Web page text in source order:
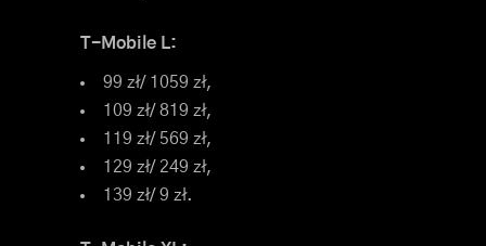
T-Mobile L:
99 zł/ 1059 zł,
109 zł/ 819 zł,
119 zł/ 569 zł,
129 zł/ 249 zł,
139 zł/ 9 zł.